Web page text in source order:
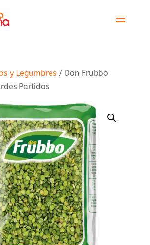
y Legumbres/ Don Frubbo
Partidos